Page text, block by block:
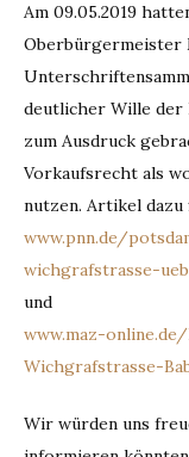
Am 09.05.2019
Oberbürgermeister
deutlicher Wille der
zum Ausdruck
Vorkaufsrecht als
nutzen. Artikel
www.pnn.de/
wichgrafstrasse-
und
www.maz-
Wichgrafstrasse-
Wir würden uns